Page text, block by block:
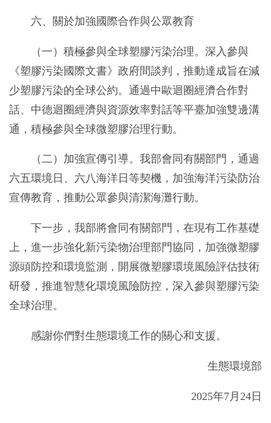
六、關於加強國際合作與公眾教育
（一）積極參與全球塑膠污染治理。深入參與
《塑膠污染國際文書》政府間談判，推動達成旨在減
少塑膠污染的全球公約。通過中歐迴圈經濟合作對
話、中德迴圈經濟與資源效率對話等平臺加強雙邊溝
通，積極參與全球微塑膠治理行動。
（二）加強宣傳引導。我部會同有關部門，通過
六五環境日、六八海洋日等契機，加強海洋污染防治
宣傳教育，推動公眾參與清潔海灘行動。
下一步，我部將會同有關部門，在現有工作基礎
上，進一步強化新污染物治理部門協同，加強微塑膠
源頭防控和環境監測，開展微塑膠環境風險評估技術
研發，推進智慧化環境風險防控，深入參與塑膠污染
全球治理。
感謝你們對生態環境工作的關心和支援。
生態環境部
2025年7月24日